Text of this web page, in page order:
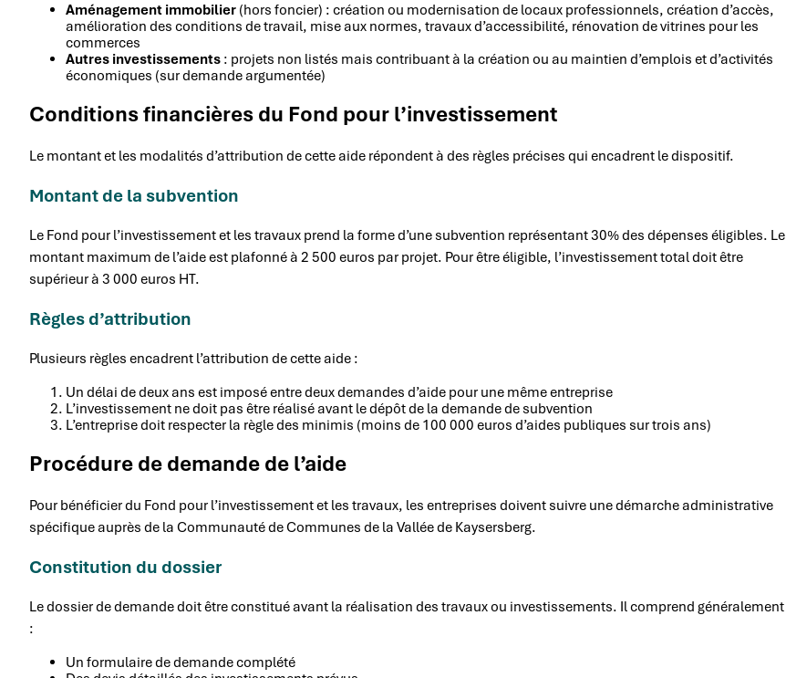
Aménagement immobilier (hors foncier) : création ou modernisation de locaux professionnels, création d’accès,
amélioration des conditions de travail, mise aux normes, travaux d’accessibilité, rénovation de vitrines pour les
commerces
Autres investissements : projets non listés mais contribuant à la création ou au maintien d’emplois et d’activités
économiques (sur demande argumentée)
Conditions financières du Fond pour l’investissement
Le montant et les modalités d’attribution de cette aide répondent à des règles précises qui encadrent le dispositif.
Montant de la subvention
Le Fond pour l’investissement et les travaux prend la forme d’une subvention représentant 30% des dépenses éligibles. Le
montant maximum de l’aide est plafonné à 2 500 euros par projet. Pour être éligible, l’investissement total doit être
supérieur à 3 000 euros HT.
Règles d’attribution
Plusieurs règles encadrent l’attribution de cette aide :
Un délai de deux ans est imposé entre deux demandes d’aide pour une même entreprise
L’investissement ne doit pas être réalisé avant le dépôt de la demande de subvention
L’entreprise doit respecter la règle des minimis (moins de 100 000 euros d’aides publiques sur trois ans)
Procédure de demande de l’aide
Pour bénéficier du Fond pour l’investissement et les travaux, les entreprises doivent suivre une démarche administrative
spécifique auprès de la Communauté de Communes de la Vallée de Kaysersberg.
Constitution du dossier
Le dossier de demande doit être constitué avant la réalisation des travaux ou investissements. Il comprend généralement
:
Un formulaire de demande complété